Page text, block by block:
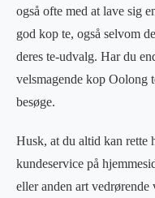
også ofte med at lave sig
god kop te, også selvom
deres te-udvalg. Har du
velsmagende kop Oolong
besøge.
Husk, at du altid kan rette
kundeservice på
eller anden art